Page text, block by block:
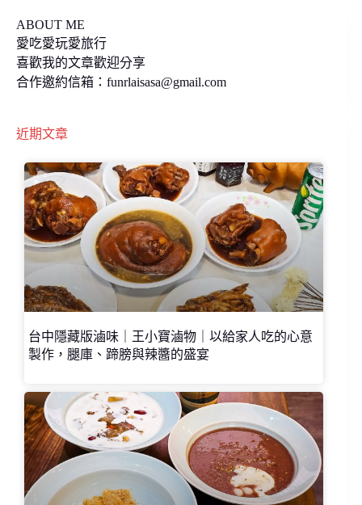
ABOUT ME
愛吃愛玩愛旅行
喜歡我的文章歡迎分享
合作邀約信箱： funrlaisasa@gmail.com
近期文章
台中隱藏版滷味｜王小寶滷物｜以給家人吃的心意
製作，腿庫、蹄膀與辣醬的盛宴